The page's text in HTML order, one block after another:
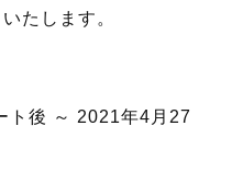
たします。
ト後 ～ 2021年4月27